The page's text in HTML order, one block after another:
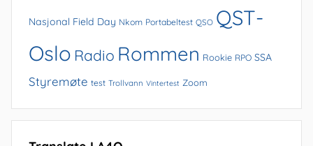
Nasjonal Field Day Nkom Portabeltest QSO QST-
Oslo Radio Rommen Rookie RPO SSA
Styremøte test Trollvann Vintertest Zoom